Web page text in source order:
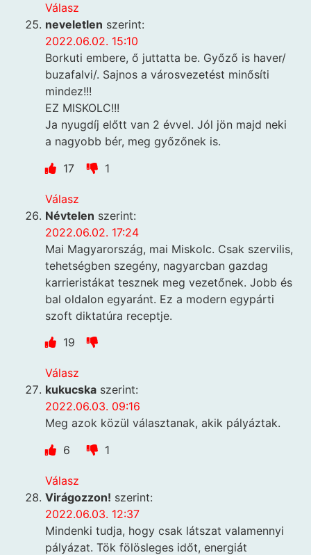
Válasz
neveletlen szerint:
2022.06.02. 15:10
Borkuti embere, ő juttatta be. Győző is haver/
buzafalvi/. Sajnos a városvezetést minősíti
mindez!!!
EZ MISKOLC!!!
Ja nyugdíj előtt van 2 évvel. Jól jön majd neki
a nagyobb bér, meg győzőnek is.
17
1
Válasz
Névtelen szerint:
2022.06.02. 17:24
Mai Magyarország, mai Miskolc. Csak szervilis,
tehetségben szegény, nagyarcban gazdag
karrieristákat tesznek meg vezetőnek. Jobb és
bal oldalon egyaránt. Ez a modern egypárti
szoft diktatúra receptje.
19
Válasz
kukucska szerint:
2022.06.03. 09:16
Meg azok közül választanak, akik pályáztak.
6
1
Válasz
Virágozzon! szerint:
2022.06.03. 12:37
Mindenki tudja, hogy csak látszat valamennyi
pályázat. Tök fölösleges időt, energiát